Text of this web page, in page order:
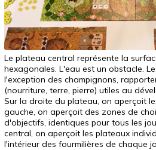
Le plateau central représente la
hexagonales. L'eau est un obstacle.
l'exception des champignons,
(nourriture, terre, pierre) utiles au
Sur la droite du plateau, on aperçoit
gauche, on aperçoit des zones de
d'objectifs, identiques pour tous les
central, on aperçoit les plateaux
l'intérieur des fourmilières de chaque